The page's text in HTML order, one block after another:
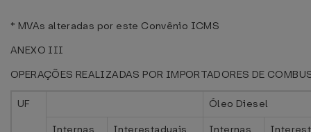
* MVAs alteradas por este Convênio ICMS
ANEXO III
OPERAÇÕES REALIZADAS POR IMPORTADORES DE
UF
Óleo Diesel